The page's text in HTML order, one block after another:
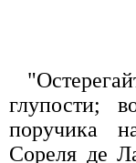
глупости;
поручика
Сореля де